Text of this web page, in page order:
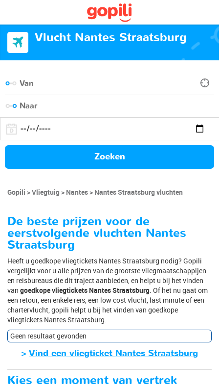
Vlucht Nantes Straatsburg
Zoeken
Gopili Vliegtuig Nantes Nantes Straatsburg vluchten
De beste prijzen voor de
eerstvolgende vluchten Nantes
Straatsburg
Heeft u goedkope vliegtickets Nantes Straatsburg nodig? Gopili
vergelijkt voor u alle prijzen van de grootste vliegmaatschappijen
en reisbureaus die dit traject aanbieden, en helpt u bij het vinden
van goedkope vliegtickets Nantes Straatsburg . Of het nu gaat om
een retour, een enkele reis, een low cost vlucht, last minute of een
chartervlucht, gopili helpt u bij het vinden van goedkope
vliegtickets Nantes Straatsburg.
Geen resultaat gevonden
> Vind een vliegticket Nantes Straatsburg
Kies een moment van vertrek